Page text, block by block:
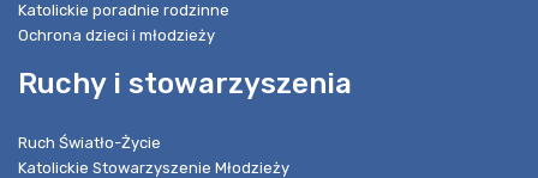
Katolickie poradnie rodzinne
Ochrona dzieci i młodzieży
Ruchy i stowarzyszenia
Ruch Światło-Życie
Katolickie Stowarzyszenie Młodzieży